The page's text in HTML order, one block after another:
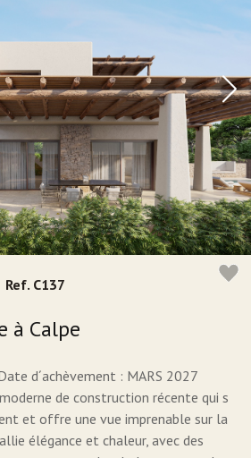
Ref. C137
à Calpe
d´achèvement : MARS 2027
de construction récente qui s
et offre une vue imprenable sur la
élégance et chaleur, avec des